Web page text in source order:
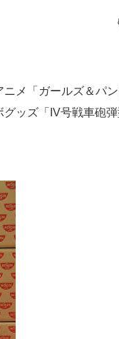
メ「ガールズ＆パ
ッズ「IV号戦車砲